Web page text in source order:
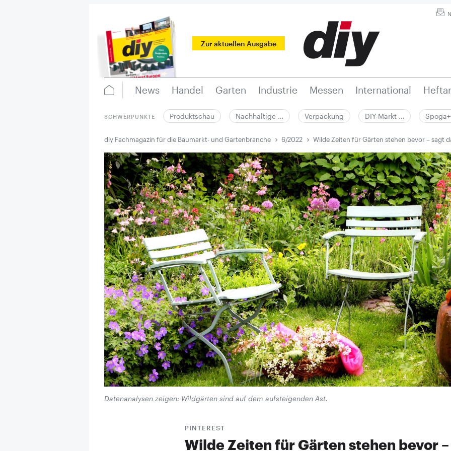
Zur aktuellen Ausgabe
News Handel Garten Industrie Messen International
SCHWERPUNKTE Produktschau Nachhaltige … Verpackung DIY-Markt …
diy Fachmagazin für die Baumarkt- und Gartenbranche 6/2022 Wilde Zeiten für Gärten ­stehen bevor – sagt
Datenanalysen zeigen: Wildgärten sind auf dem aufsteigenden Ast.
PINTEREST
Wilde Zeiten für Gärten ­stehen bevor